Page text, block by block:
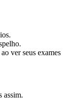
ver seus exames
assim.